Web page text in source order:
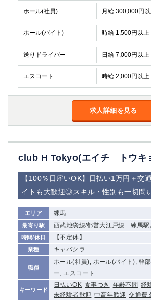
ホール(社員) 月給 300,000円
ホール(バイト) 時給 1,500円以上
送りドライバー 日給 7,000円以上
エスコート 時給 2,000円以上
求人詳細を見る
club H Tokyo(エイチ トウキ
【100％日雇いOK】日払い1万円＋交
イトも大歓迎◎スキル・性別も一切問
エリア 練馬
最寄り駅 西武池袋線/都営大江戸線 練馬駅
時間/休日 【不定休】
業種 キャバクラ
職種
ホール(社員), ホール(バイト), 幹
ー, エスコート
キーワード
日払いOK 食事つき 年齢不問 経
未経験者歓迎 中高年歓迎 交通費